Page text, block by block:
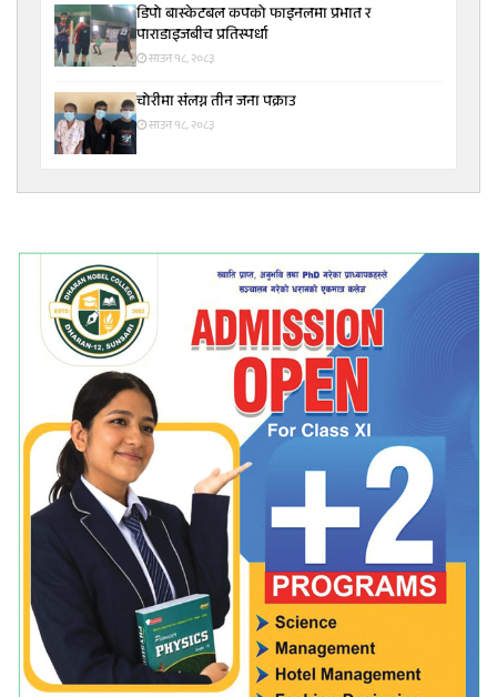
डिपो बास्केटबल कपको फाइनलमा प्रभात र
पाराडाइजबीच प्रतिस्पर्धा
साउन १८, २०८३
चोरीमा संलग्न तीन जना पक्राउ
साउन १८, २०८३